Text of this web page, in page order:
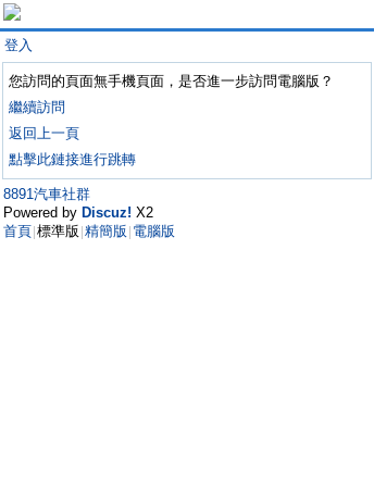
登入
您訪問的頁面無手機頁面，是否進一步訪問電腦版？
繼續訪問
返回上一頁
點擊此鏈接進行跳轉
8891汽車社群
Powered by Discuz! X2
首頁 標準版 精簡版 電腦版